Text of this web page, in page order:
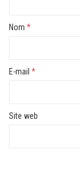
Nom *
E-mail *
Site web